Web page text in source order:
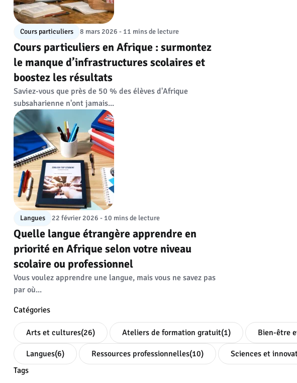
Cours particuliers 8 mars 2026 - 11 mins de lecture
Cours particuliers en Afrique : surmontez
le manque d’infrastructures scolaires et
boostez les résultats
Saviez-vous que près de 50 % des élèves d'Afrique
subsaharienne n'ont jamais...
Langues 22 février 2026 - 10 mins de lecture
Quelle langue étrangère apprendre en
priorité en Afrique selon votre niveau
scolaire ou professionnel
Vous voulez apprendre une langue, mais vous ne savez pas
par où...
Catégories
Arts et cultures(26) Ateliers de formation gratuit(1) Bien-être
Langues(6) Ressources professionnelles(10) Sciences et
Tags